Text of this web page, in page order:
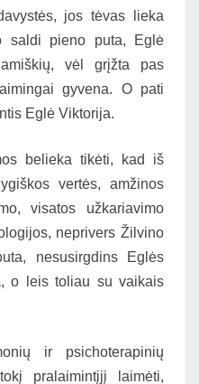
jos tėvas lieka
saldi pieno puta, Eglė
vėl grįžta pas
gyvena. O pati
Eglė Viktorija.
belieka tikėti, kad iš
vertės, amžinos
visatos užkariavimo
neprivers Žilvino
nesusirgdins Eglės
o leis toliau su vaikais
ir psichoterapinių
pralaimintįjį laimėti,